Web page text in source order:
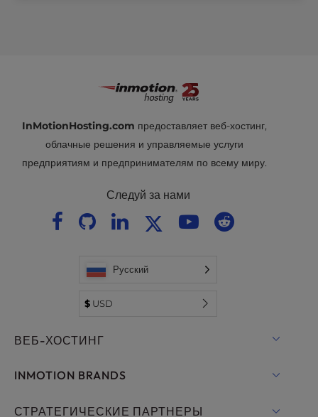
InMotionHosting.com предоставляет веб-хостинг,
облачные решения и управляемые услуги
предприятиям и предпринимателям по всему миру.
Следуй за нами
Русский
$USD
ВЕБ-ХОСТИНГ
Общий хостинг
INMOTION BRANDS
Облако RamNode
СТРАТЕГИЧЕСКИЕ ПАРТНЕРЫ